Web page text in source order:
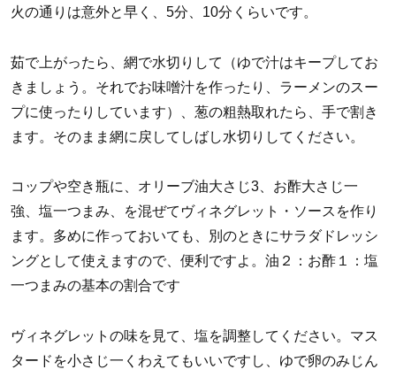
火の通りは意外と早く、5分、10分くらいです。
茹で上がったら、網で水切りして（ゆで汁はキープしてお
きましょう。それでお味噌汁を作ったり、ラーメンのスー
プに使ったりしています）、葱の粗熱取れたら、手で割き
ます。そのまま網に戻してしばし水切りしてください。
コップや空き瓶に、オリーブ油大さじ3、お酢大さじ一
強、塩一つまみ、を混ぜてヴィネグレット・ソースを作り
ます。多めに作っておいても、別のときにサラダドレッシ
ングとして使えますので、便利ですよ。油２：お酢１：塩
一つまみの基本の割合です
ヴィネグレットの味を見て、塩を調整してください。マス
タードを小さじ一くわえてもいいですし、ゆで卵のみじん